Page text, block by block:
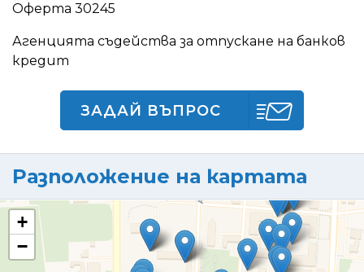
Оферта 30245
Агенцията съдейства за отпускане на банков
кредит
ЗАДАЙ ВЪПРОС
Разположение на картата
+
−